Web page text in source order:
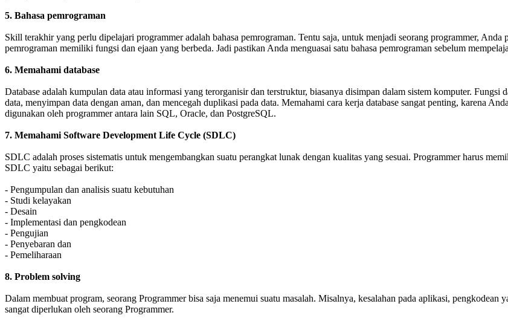
5. Bahasa pemrograman
Skill terakhir yang perlu dipelajari programmer adalah bahasa pemrograman. Tentu saja, untuk menjadi seorang programmer, Anda
pemrograman memiliki fungsi dan ejaan yang berbeda. Jadi pastikan Anda menguasai satu bahasa pemrograman sebelum
6. Memahami database
Database adalah kumpulan data atau informasi yang terorganisir dan terstruktur, biasanya disimpan dalam sistem komputer.
data, menyimpan data dengan aman, dan mencegah duplikasi pada data. Memahami cara kerja database sangat penting, karena
digunakan oleh programmer antara lain SQL, Oracle, dan PostgreSQL.
7. Memahami Software Development Life Cycle (SDLC)
SDLC adalah proses sistematis untuk mengembangkan suatu perangkat lunak dengan kualitas yang sesuai. Programmer harus
SDLC yaitu sebagai berikut:
- Pengumpulan dan analisis suatu kebutuhan
- Studi kelayakan
- Desain
- Implementasi dan pengkodean
- Pengujian
- Penyebaran dan
- Pemeliharaan
8. Problem solving
Dalam membuat program, seorang Programmer bisa saja menemui suatu masalah. Misalnya, kesalahan pada aplikasi,
sangat diperlukan oleh seorang Programmer.